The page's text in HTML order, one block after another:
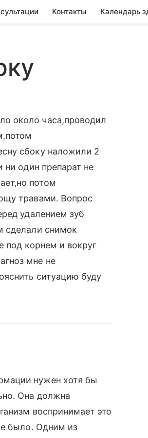
Контакты Календарь
около часа,проводил
сбоку наложили 2
ни один препарат не
потом
травами. Вопрос
удалением зуб
сделали снимок
под корнем и вокруг
мне не
ситуацию буду
нужен хотя бы
Она должна
воспринимает это
было. Одним из